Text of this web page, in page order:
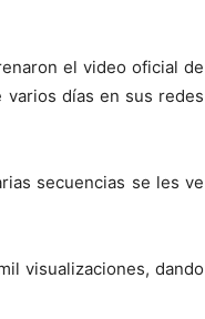
el video oficial de
varios días en sus redes
secuencias se les ve
visualizaciones, dando